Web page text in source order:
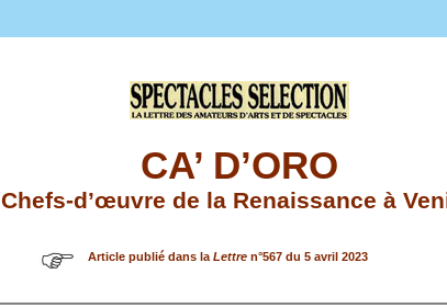
CA’ D’ORO
Chefs-d’œuvre de la Renaissance à
Article publié dans laLettre n°567 du 5 avril 2023